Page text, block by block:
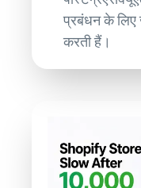
प्रबंधन के
करती हैं।